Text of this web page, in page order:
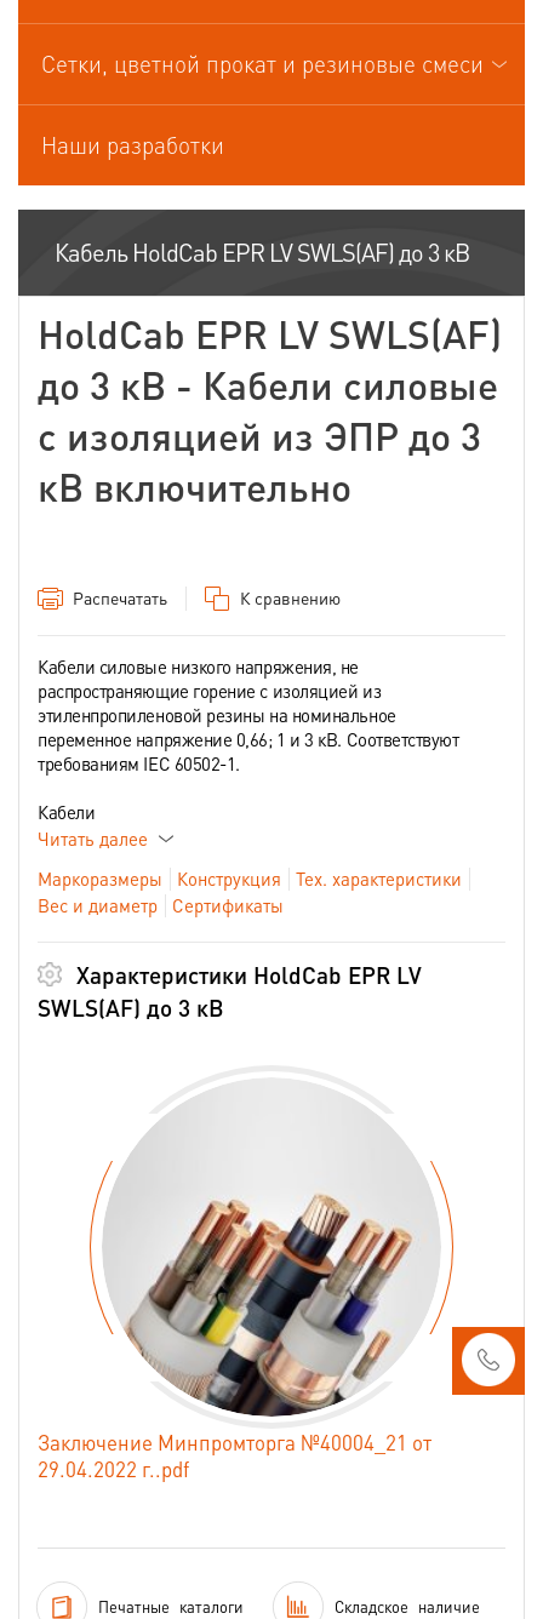
Сетки, цветной прокат и резиновые смеси
Наши разработки
Кабель HoldCab EPR LV SWLS(AF) до 3 кВ
HoldCab EPR LV SWLS(AF)
до 3 кВ - Кабели силовые
с изоляцией из ЭПР до 3
кВ включительно
Распечатать К сравнению
Кабели силовые низкого напряжения, не
распространяющие горение с изоляцией из
этиленпропиленовой резины на номинальное
переменное напряжение 0,66; 1 и 3 кВ. Соответствуют
требованиям IEC 60502-1.
Кабели
Читать далее
Маркоразмеры
Конструкция
Тех. характеристики
Вес и диаметр
Сертификаты
Характеристики HoldCab EPR LV
SWLS(AF) до 3 кВ
Заключение Минпромторга №40004_21 от
29.04.2022 г..pdf
Печатные каталоги Складское наличие